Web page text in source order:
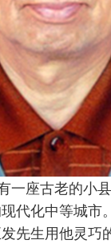
座古老的小
代化中等城市
先生用他灵巧